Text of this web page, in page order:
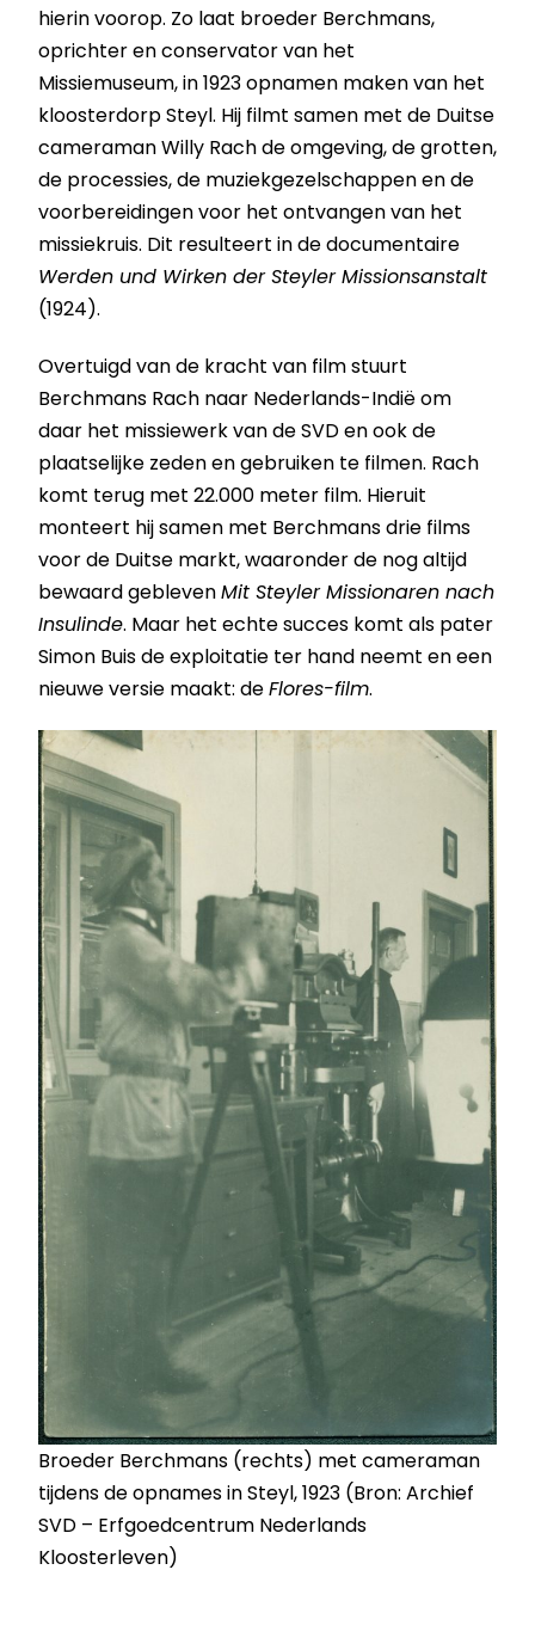
hierin voorop. Zo laat broeder Berchmans,
oprichter en conservator van het
Missiemuseum, in 1923 opnamen maken van het
kloosterdorp Steyl. Hij filmt samen met de Duitse
cameraman Willy Rach de omgeving, de grotten,
de processies, de muziekgezelschappen en de
voorbereidingen voor het ontvangen van het
missiekruis. Dit resulteert in de documentaire
Werden und Wirken der Steyler Missionsanstalt
(1924).
Overtuigd van de kracht van film stuurt
Berchmans Rach naar Nederlands-Indië om
daar het missiewerk van de SVD en ook de
plaatselijke zeden en gebruiken te filmen. Rach
komt terug met 22.000 meter film. Hieruit
monteert hij samen met Berchmans drie films
voor de Duitse markt, waaronder de nog altijd
bewaard geblevenMit Steyler Missionaren nach
Insulinde. Maar het echte succes komt als pater
Simon Buis de exploitatie ter hand neemt en een
nieuwe versie maakt: deFlores-film.
Broeder Berchmans (rechts) met cameraman
tijdens de opnames in Steyl, 1923 (Bron: Archief
SVD – Erfgoedcentrum Nederlands
Kloosterleven)